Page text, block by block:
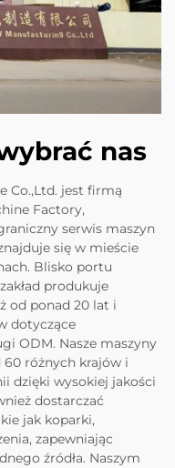
nas
Co.,Ltd. jest firmą
Factory,
serwis maszyn
się w mieście
Blisko portu
produkuje
od ponad 20 lat i
dotyczące
ODM. Nasze maszyny
60 różnych krajów i
dzięki wysokiej jakości
dostarczać
jak koparki,
zapewniając
źródła. Naszym